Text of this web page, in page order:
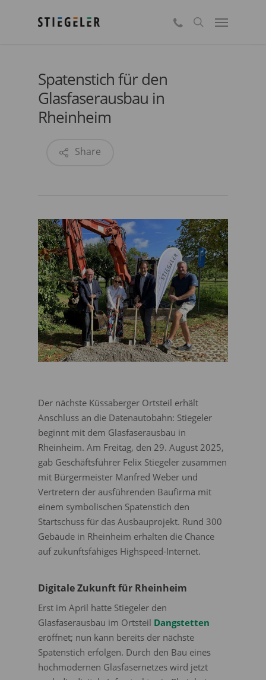
Kontakt
search
Menu
Spatenstich für den
Glasfaserausbau in
Rheinheim
Share
Der nächste Küssaberger Ortsteil erhält
Anschluss an die Datenautobahn: Stiegeler
beginnt mit dem Glasfaserausbau in
Rheinheim. Am Freitag, den 29. August 2025,
gab Geschäftsführer Felix Stiegeler zusammen
mit Bürgermeister Manfred Weber und
Vertretern der ausführenden Baufirma mit
einem symbolischen Spatenstich den
Startschuss für das Ausbauprojekt. Rund 300
Gebäude in Rheinheim erhalten die Chance
auf zukunftsfähiges Highspeed-Internet.
Digitale Zukunft für Rheinheim
Erst im April hatte Stiegeler den
Glasfaserausbau im Ortsteil Dangstetten
eröffnet; nun kann bereits der nächste
Spatenstich erfolgen. Durch den Bau eines
hochmodernen Glasfasernetzes wird jetzt